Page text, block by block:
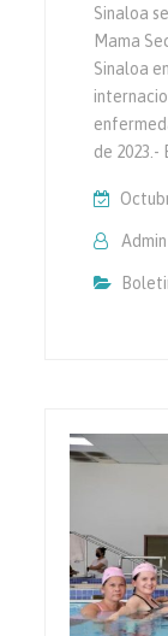
Sinaloa
Mama
Sinaloa
de 2023.-
Admin